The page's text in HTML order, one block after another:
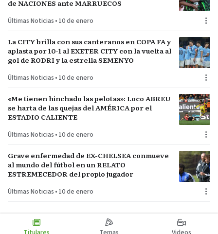
de NACIONES ante MARRUECOS
Últimas Noticias • 10 de enero
La CITY brilla con sus canteranos en COPA FA y
aplasta por 10-1 al EXETER CITY con la vuelta al
gol de RODRI y la estrella SEMENYO
Últimas Noticias • 10 de enero
«Me tienen hinchado las pelotas»: Loco ABREU
se harta de las quejas del AMÉRICA por el
ESTADIO CALIENTE
Últimas Noticias • 10 de enero
Grave enfermedad de EX-CHELSEA conmueve
al mundo del fútbol en un RELATO
ESTREMECEDOR del propio jugador
Últimas Noticias • 10 de enero